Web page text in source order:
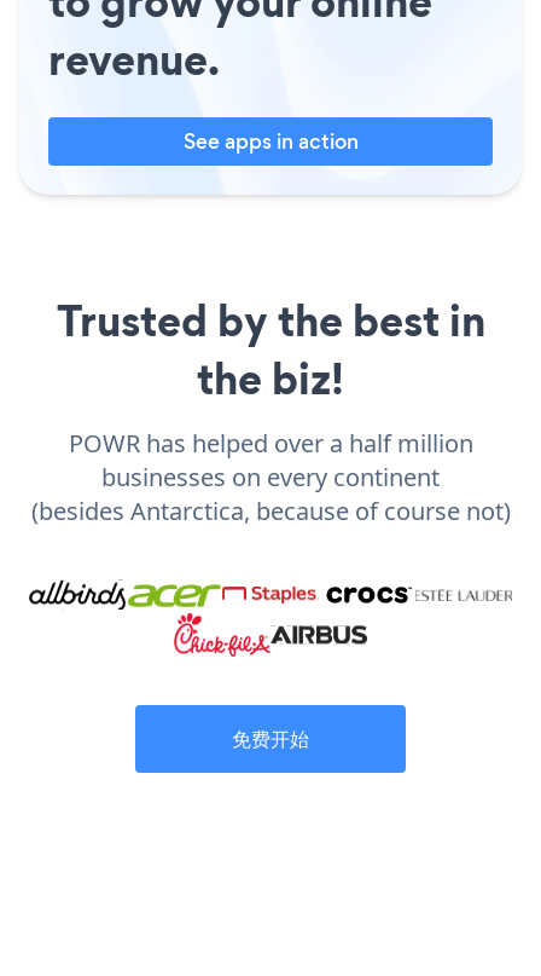
revenue.
See apps in action
Trusted by the best in
the biz!
POWR has helped over a half million
businesses on every continent
(besides Antarctica, because of course not)
免费开始